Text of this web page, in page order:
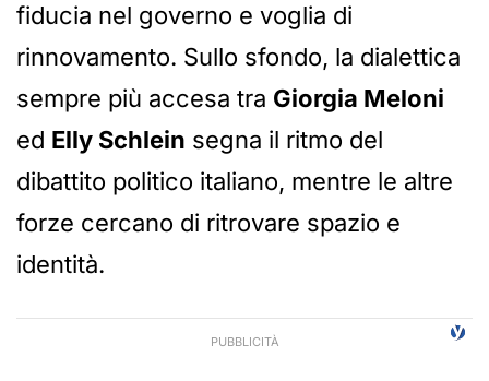
fiducia nel governo e voglia di
rinnovamento. Sullo sfondo, la dialettica
sempre più accesa tra Giorgia Meloni
ed Elly Schlein segna il ritmo del
dibattito politico italiano, mentre le altre
forze cercano di ritrovare spazio e
identità.